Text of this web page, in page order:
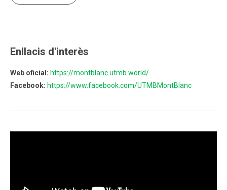
Enllacis d'interès
Web oficial: https://montblanc.utmb.world/
Facebook: https://www.facebook.com/UTMBMontBlanc